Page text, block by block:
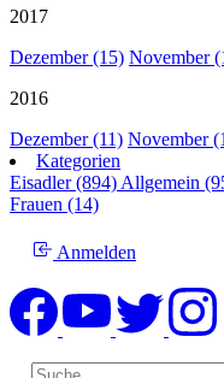
2017
Dezember (15) November
2016
Dezember (11) November
Kategorien
Eisadler (894) Allgemein
Frauen (14)
Anmelden